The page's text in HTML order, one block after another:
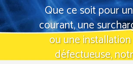
Que ce soit pour
courant, une
ou une
défectueuse,